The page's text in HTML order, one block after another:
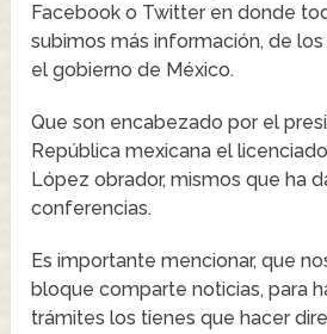
Facebook o Twitter en donde
subimos más información, de
el gobierno de México.
Que son encabezado por el
República mexicana el
López obrador, mismos que ha
conferencias.
Es importante mencionar, que
bloque comparte noticias, para
trámites los tienes que hacer